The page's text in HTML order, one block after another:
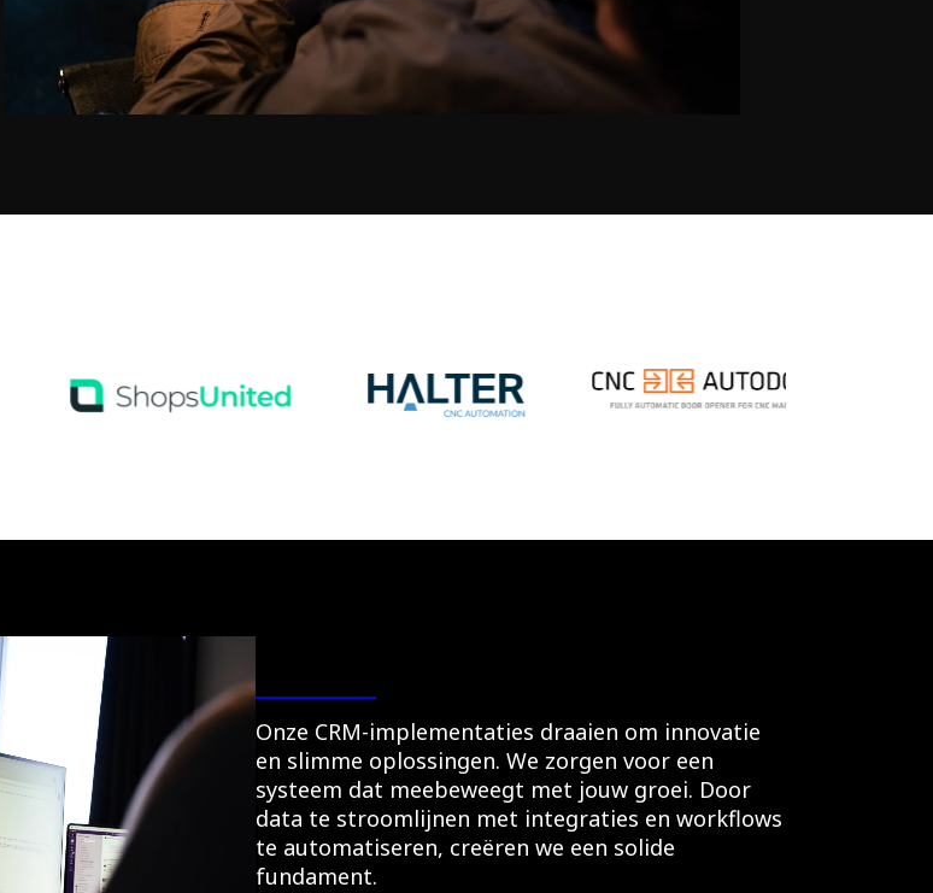
Onze CRM-implementaties draaien om innovatie
en slimme oplossingen. We zorgen voor een
systeem dat meebeweegt met jouw groei. Door
data te stroomlijnen met integraties en workflows
te automatiseren, creëren we een solide
fundament.